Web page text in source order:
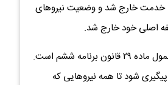
خدمت خارج شد و وضعیت نیروهای
اصلی خود خارج شد.
از نگاه کارشناسان، ساماندهی نیروهای شرکتی مطالبه مهم کارگران و کارمندان دستگاه‌های مشمول ماده ۲۹ قانون برنامه ششم است.
پیگیری شود تا همه نیروهایی که